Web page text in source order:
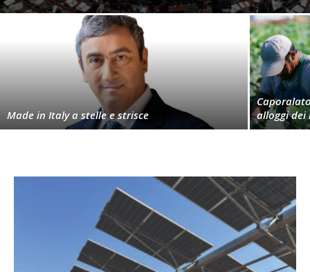
Made in Italy a stelle e strisce
alloggi